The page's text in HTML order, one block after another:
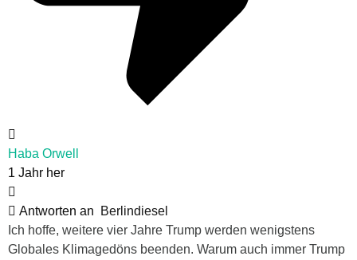
Haba Orwell
1 Jahr her
Antworten an
Berlindiesel
Ich hoffe, weitere vier Jahre Trump werden wenigstens
Globales Klimagedöns beenden. Warum auch immer Trump